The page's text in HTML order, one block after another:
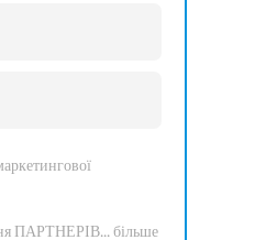
ПАРТНЕРІВ...більше